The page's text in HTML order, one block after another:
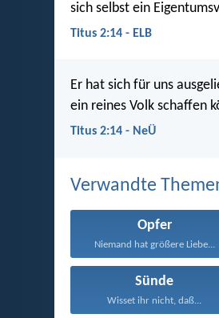
sich selbst ein
Titus 2:14 - ELB
Er hat sich für uns
ein reines Volk schaffen
Titus 2:14 - NeÜ
Verwandte
Opfer
Niemand hat größere Liebe...
Sünde
Wisset ihr nicht, daß...